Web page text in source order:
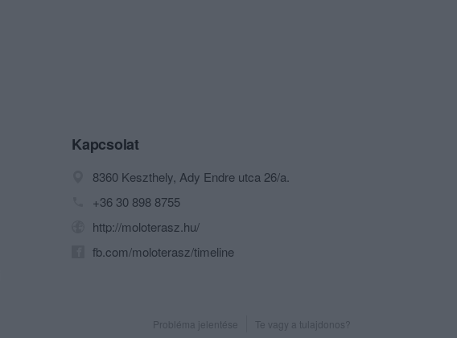
Kapcsolat
8360 Keszthely, Ady Endre utca 26/a.
+36 30 898 8755
http://moloterasz.hu/
fb.com/moloterasz/timeline
Probléma jelentése Te vagy a tulajdonos?